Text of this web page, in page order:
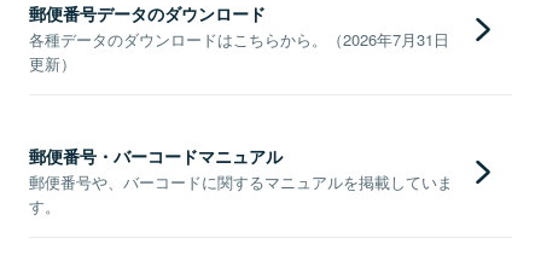
郵便番号データのダウンロード
各種データのダウンロードはこちらから。（2026年7月31日
更新）
郵便番号・バーコードマニュアル
郵便番号や、バーコードに関するマニュアルを掲載していま
す。